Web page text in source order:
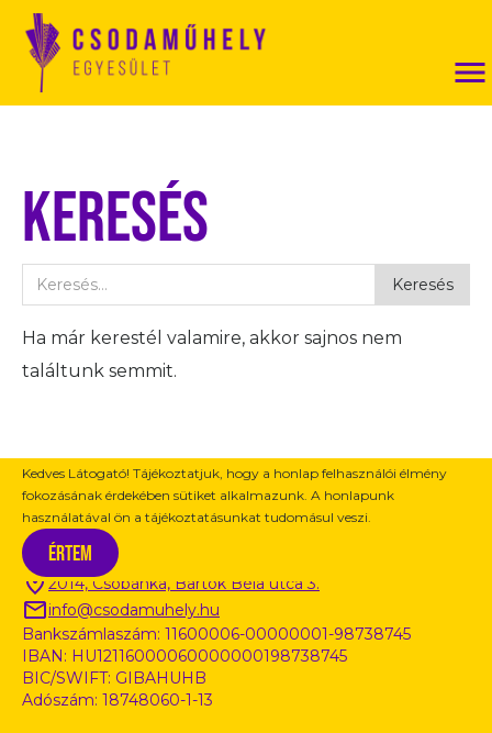
Keresés
Ha már kerestél valamire, akkor sajnos nem
találtunk semmit.
Kapcsolat / Információ
2014, Csobánka, Bartók Béla utca 3.
info@csodamuhely.hu
Bankszámlaszám: 11600006-00000001-98738745
IBAN: HU12116000060000000198738745
BIC/SWIFT: GIBAHUHB
Adószám: 18748060-1-13
Kedves Látogató! Tájékoztatjuk, hogy a honlap felhasználói élmény
fokozásának érdekében sütiket alkalmazunk. A honlapunk
használatával ön a tájékoztatásunkat tudomásul veszi.
Értem